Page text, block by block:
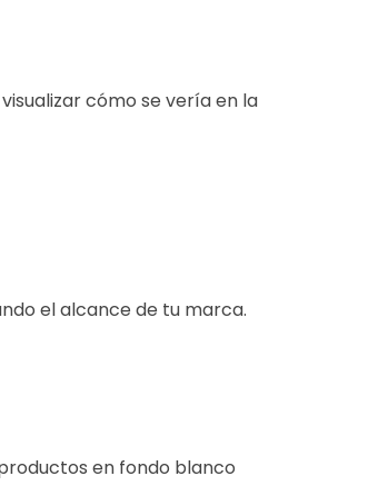
cómo se vería en la
el alcance de tu marca.
en fondo blanco